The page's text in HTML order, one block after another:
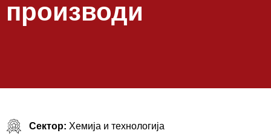
производи
Сектор: Хемија и технологија